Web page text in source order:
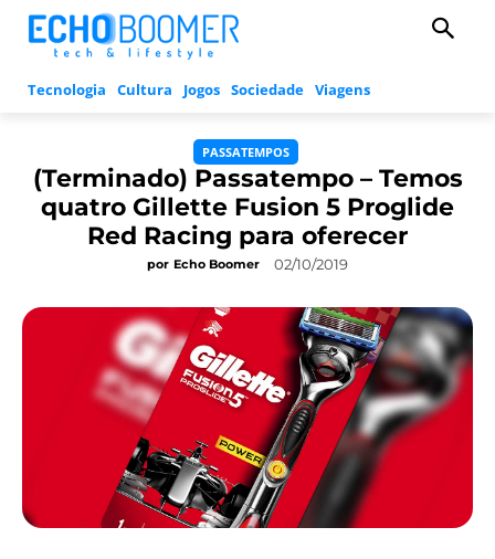
Tecnologia Cultura Jogos Sociedade Viagens
PASSATEMPOS
(Terminado) Passatempo – Temos
quatro Gillette Fusion 5 Proglide
Red Racing para oferecer
por Echo Boomer 02/10/2019